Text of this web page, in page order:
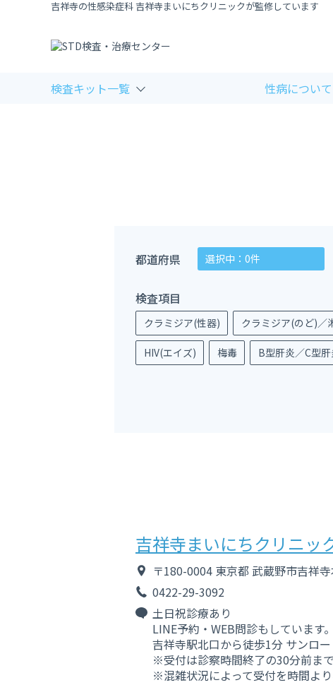
吉祥寺の性感染症科 吉祥寺まいにちクリニックが監修しています
検査キット一覧 性病について
都道府県 選択中：0件
検査項目
クラミジア(性器) クラミジア(のど)／
HIV(エイズ) 梅毒 B型肝炎／C型肝
吉祥寺まいにちクリニッ
〒180-0004 東京都 武蔵野市吉祥
0422-29-3092
土日祝診療あり
LINE予約・WEB問診もしています。
吉祥寺駅北口から徒歩1分 サンロ
※受付は診察時間終了の30分前ま
※混雑状況によって受付を時間よ